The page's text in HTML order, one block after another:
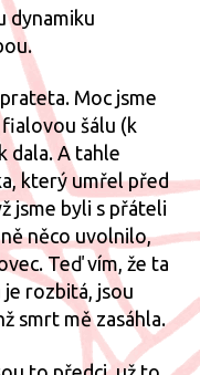
dynamiku
Moc jsme
šálu (k
dala. A tahle
který umřel před
jsme byli s přáteli
něco uvolnilo,
Teď vím, že ta
je rozbitá, jsou
smrt mě zasáhla.